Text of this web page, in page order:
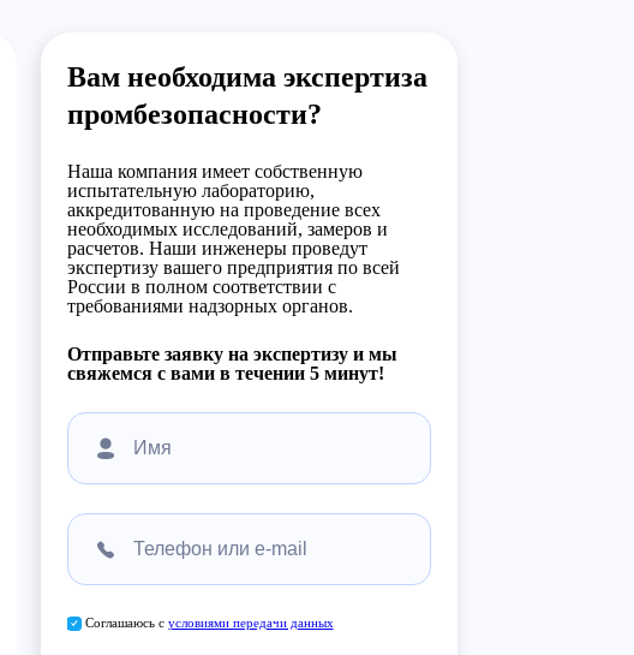
Вам необходима экспертиза
промбезопасности?
Наша компания имеет собственную
испытательную лабораторию,
аккредитованную на проведение всех
необходимых исследований, замеров и
расчетов. Наши инженеры проведут
экспертизу вашего предприятия по всей
России в полном соответствии с
требованиями надзорных органов.
Отправьте заявку на экспертизу и мы
свяжемся с вами в течении 5 минут!
Соглашаюсь с условиями передачи данных